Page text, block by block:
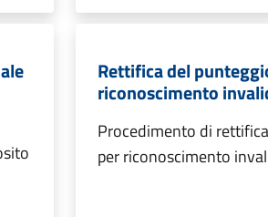
Rettifica del
riconoscimento
Procedimento di
per riconoscimento